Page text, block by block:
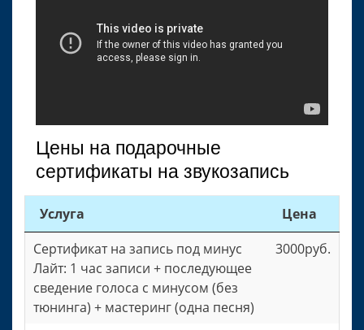
Цены на подарочные
сертификаты на звукозапись
Услуга
Цена
Сертификат на запись под минус
Лайт: 1 час записи + последующее
сведение голоса с минусом (без
тюнинга) + мастеринг (одна песня)
3000руб.